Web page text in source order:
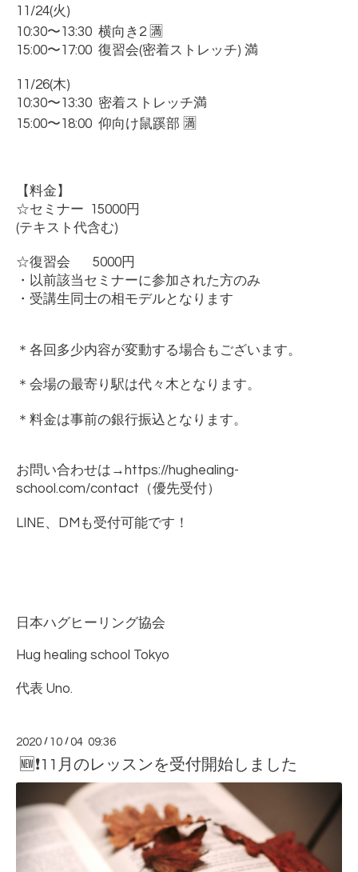
11/24(火)
10:30〜13:30 横向き 2 🈵
15:00〜17:00 復習会(密着ストレッチ) 満
11/26(木)
10:30〜13:30 密着ストレッチ満
15:00〜18:00 仰向け鼠蹊部 🈵
【料金】
☆セミナー 15000円
(テキスト代含む)
☆復習会 5000円
・以前該当セミナーに参加された方のみ
・受講生同士の相モデルとなります
＊各回多少内容が変動する場合もございます。
＊会場の最寄り駅は代々木となります。
＊料金は事前の銀行振込となります。
お問い合わせは →https://hughealing-
school.com/contact （優先受付）
LINE、 DM も受付可能です！
日本ハグヒーリング協会
Hug healing school Tokyo
代表 Uno.
2020 / 10 /04 09:36
🆕❗11月のレッスンを受付開始しました